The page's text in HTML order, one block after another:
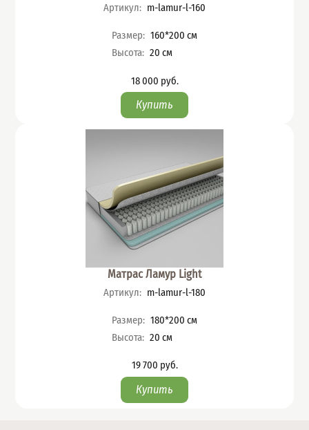
Артикул: m-lamur-l-160
Характеристики
Размер: 160*200 см
Высота: 20 см
Цена
18 000 руб.
Матрас Ламур Light
Артикул: m-lamur-l-180
Характеристики
Размер: 180*200 см
Высота: 20 см
Цена
19 700 руб.